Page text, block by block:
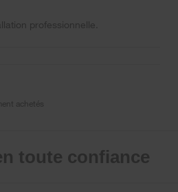
professionnelle.
achetés
toute confiance